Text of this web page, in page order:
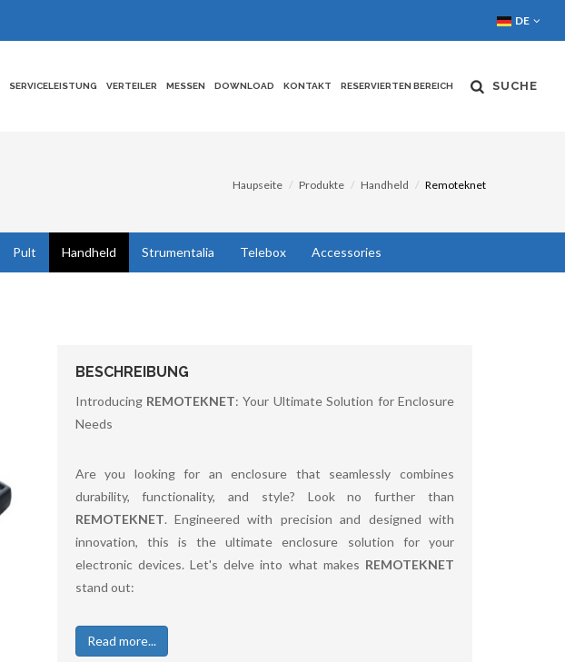
DE
SERVICELEISTUNG VERTEILER MESSEN DOWNLOAD KONTAKT RESERVIERTEN BEREICH SUCHE
Haupseite Produkte Handheld Remoteknet
Pult Handheld Strumentalia Telebox Accessories
BESCHREIBUNG
Introducing REMOTEKNET: Your Ultimate Solution for Enclosure
Needs
Are you looking for an enclosure that seamlessly combines
durability, functionality, and style? Look no further than
REMOTEKNET. Engineered with precision and designed with
innovation, this is the ultimate enclosure solution for your
electronic devices. Let's delve into what makes REMOTEKNET
stand out:
Read more...